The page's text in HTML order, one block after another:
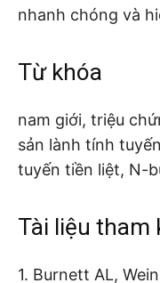
nhanh chóng và
Từ khóa
nam giới, triệu
sản lành tính
tuyến tiền liệt, N-
Tài liệu tham
1. Burnett AL,